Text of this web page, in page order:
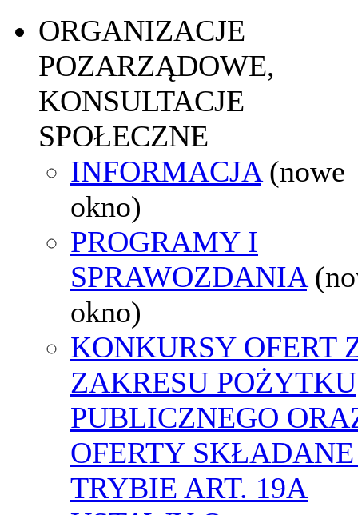
ORGANIZACJE
POZARZĄDOWE,
KONSULTACJE
SPOŁECZNE
INFORMACJA (nowe
okno)
PROGRAMY I
SPRAWOZDANIA
okno)
KONKURSY OFERT
ZAKRESU POŻYTKU
PUBLICZNEGO
OFERTY
TRYBIE ART. 19A